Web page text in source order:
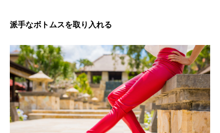
派手なボトムスを取り入れる